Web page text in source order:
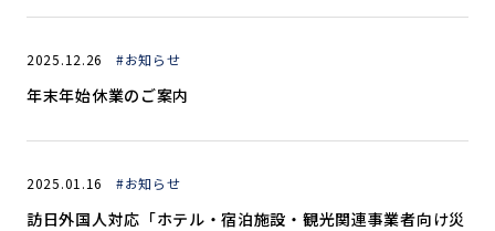
2025.12.26 #お知らせ
年末年始休業のご案内
2025.01.16 #お知らせ
訪日外国人対応「ホテル・宿泊施設・観光関連事業者向け災